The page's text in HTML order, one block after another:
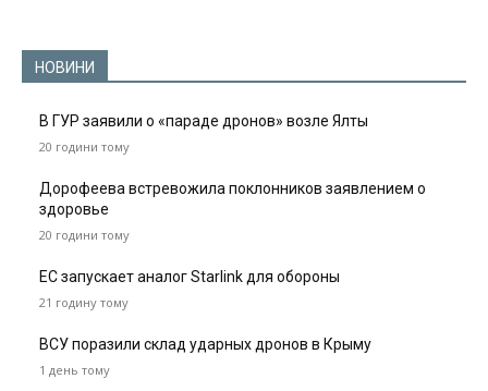
НОВИНИ
В ГУР заявили о «параде дронов» возле Ялты
20 години тому
Дорофеева встревожила поклонников заявлением о
здоровье
20 години тому
ЕС запускает аналог Starlink для обороны
21 годину тому
ВСУ поразили склад ударных дронов в Крыму
1 день тому